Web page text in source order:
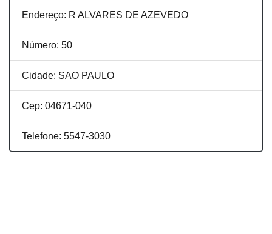
Endereço: R ALVARES DE AZEVEDO
Número: 50
Cidade: SAO PAULO
Cep: 04671-040
Telefone: 5547-3030